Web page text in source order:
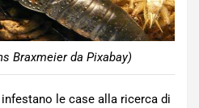
Braxmeier da Pixabay)
le case alla ricerca di